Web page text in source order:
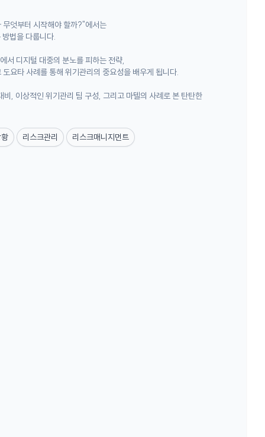
엇부터 시작해야 할까?"에서는
법을 다룹니다.
서 디지털 대중의 분노를 피하는 전략,
요타 사례를 통해 위기관리의 중요성을 배우게 됩니다.
, 이상적인 위기관리 팀 구성, 그리고 마텔의 사례로 본 탄탄한
리스크관리 리스크매니지먼트